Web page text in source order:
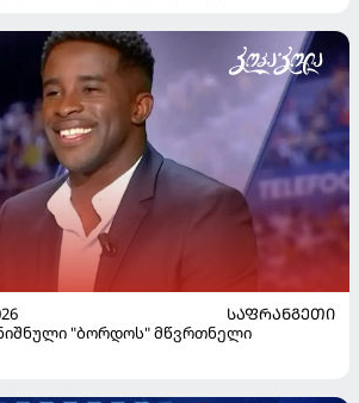
ᲡᲐᲤᲠᲐᲜᲒᲔᲗᲘ
"ბორდოს" მწვრთნელი